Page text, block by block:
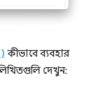
কীভাবে ব্যবহার
দেখুন: